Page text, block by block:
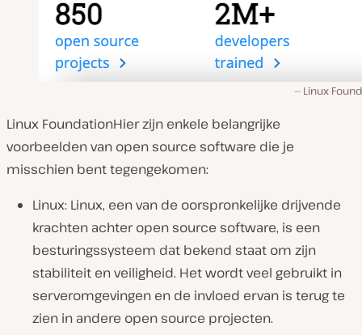
Linux
Linux FoundationHier zijn enkele belangrijke
voorbeelden van open source software die je
misschien bent tegengekomen:
Linux: Linux, een van de oorspronkelijke drijvende
krachten achter open source software, is een
besturingssysteem dat bekend staat om zijn
stabiliteit en veiligheid. Het wordt veel gebruikt in
serveromgevingen en de invloed ervan is terug te
zien in andere open source projecten.